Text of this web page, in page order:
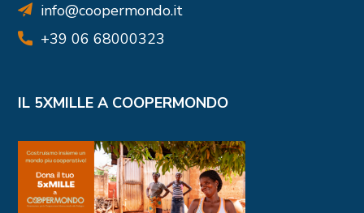
info@coopermondo.it
+39 06 68000323
IL 5XMILLE A COOPERMONDO